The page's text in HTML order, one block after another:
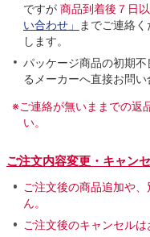
ですが 商品到着後７日
い合わせ」
までご連絡
します。
パッケージ商品の初期
るメーカーへ直接お問い
※ご連絡が無いままでの返
い。
ご注文内容変更・キャン
ご注文後の商品追加や
ん。
ご注文後のキャンセル